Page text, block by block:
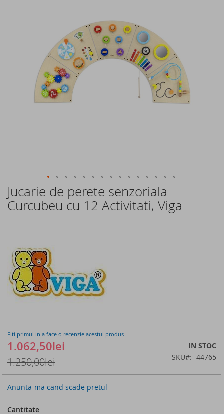
Jucarie de perete senzoriala
Curcubeu cu 12 Activitati, Viga
Fiti primul in a face o recenzie acestui produs
1.062,50lei
1.250,00lei
IN STOC
SKU
44765
Anunta-ma cand scade pretul
Cantitate
Skip
to
the
images
gallery